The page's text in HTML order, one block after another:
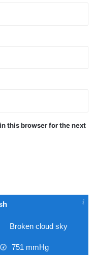
this browser for the next
Broken cloud sky
751 mmHg